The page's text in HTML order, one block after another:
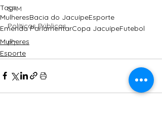
SPM
Políticas Públicas
PT
Tags:
MulheresBacia do JacuípeEsporte
Emenda ParlamentarCopa JacuípeFutebol
Mulheres
Esporte